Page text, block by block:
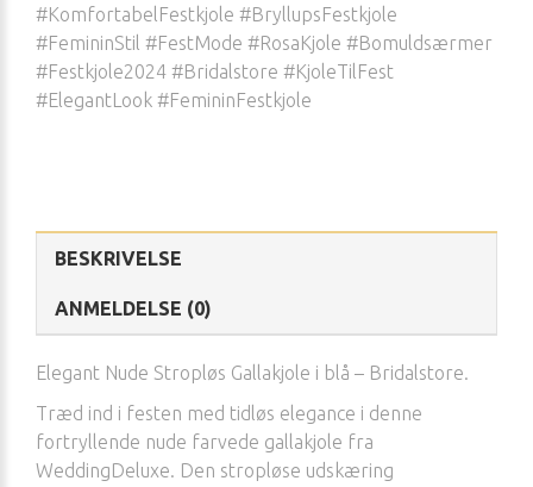
#KomfortabelFestkjole #BryllupsFestkjole
#FemininStil #FestMode #RosaKjole #Bomuldsærmer
#Festkjole2024 #Bridalstore #KjoleTilFest
#ElegantLook #FemininFestkjole
BESKRIVELSE
ANMELDELSE (0)
Elegant Nude Stropløs Gallakjole i blå – Bridalstore.
Træd ind i festen med tidløs elegance i denne
fortryllende nude farvede gallakjole fra
WeddingDeluxe. Den stropløse udskæring